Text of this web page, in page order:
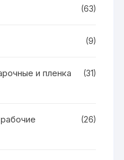
(63)
(9)
и пленка
(31)
(26)